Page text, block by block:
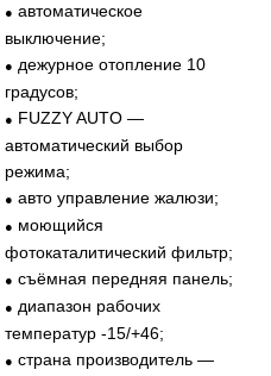
● автоматическое
выключение;
● дежурное отопление 10
градусов;
● FUZZY AUTO —
автоматический выбор
режима;
● авто управление жалюзи;
● моющийся
фотокаталитический фильтр;
● съёмная передняя панель;
● диапазон рабочих
температур -15/+46;
● страна производитель —